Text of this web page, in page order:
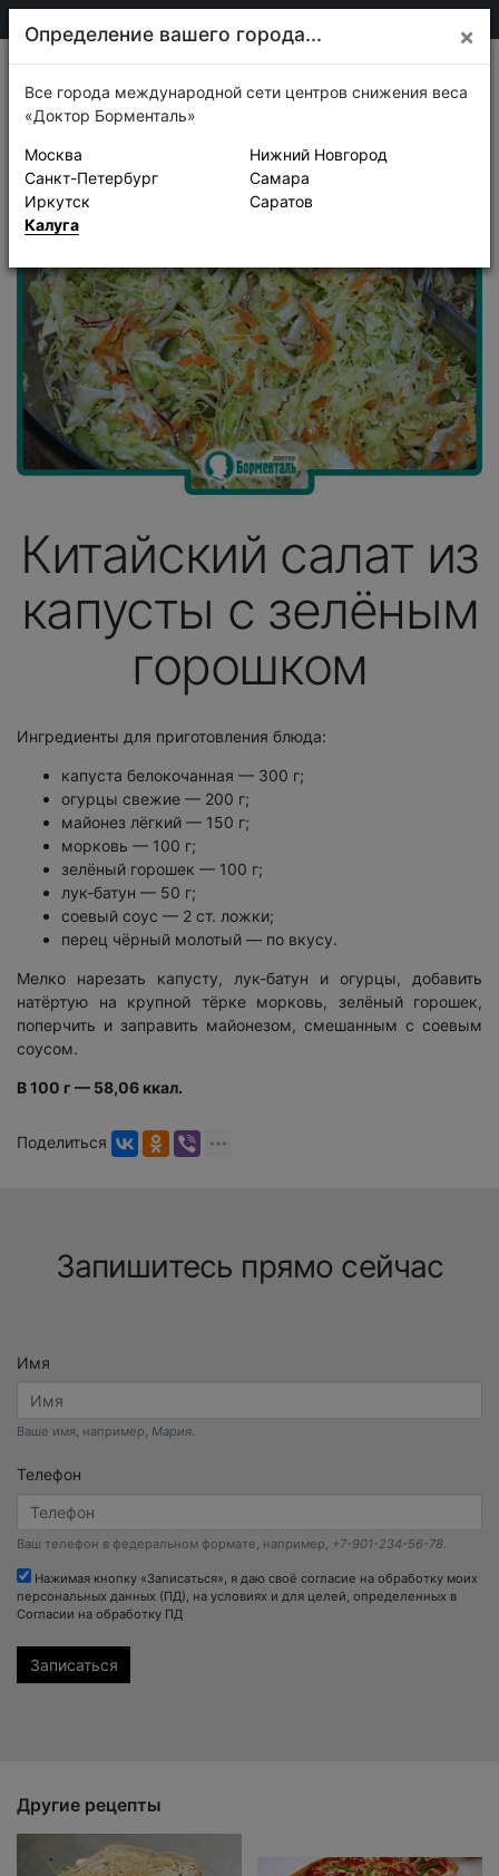
Рецепты
Китайский салат из
капусты с зелёным
горошком
Ингредиенты для приготовления блюда:
капуста белокочанная — 300 г;
огурцы свежие — 200 г;
майонез лёгкий — 150 г;
морковь — 100 г;
зелёный горошек — 100 г;
лук-батун — 50 г;
соевый соус — 2 ст. ложки;
перец чёрный молотый — по вкусу.
Мелко нарезать капусту, лук-батун и огурцы, добавить
натёртую на крупной тёрке морковь, зелёный горошек,
поперчить и заправить майонезом, смешанным с соевым
соусом.
В 100 г — 58,06 ккал.
Поделиться
Запишитесь прямо сейчас
Имя
Ваше имя, например, Мария.
Телефон
Ваш телефон в федеральном формате, например, +7-901-234-56-78
Нажимая кнопку «Записаться», я даю своё согласие на обработку моих
персональных данных (ПД), на условиях и для целей, определенных в
Согласии на обработку ПД
Другие рецепты
Определение вашего города... ×
Все города международной сети центров снижения веса
«Доктор Борменталь»
Москва
Санкт-Петербург
Иркутск
Калуга
Нижний Новгород
Самара
Саратов